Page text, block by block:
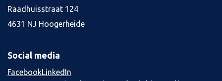
Salarisadministratie
Tax planning
Raadhuisstraat 124
4631 NJ Hoogerheide
Social media
FacebookLinkedIn